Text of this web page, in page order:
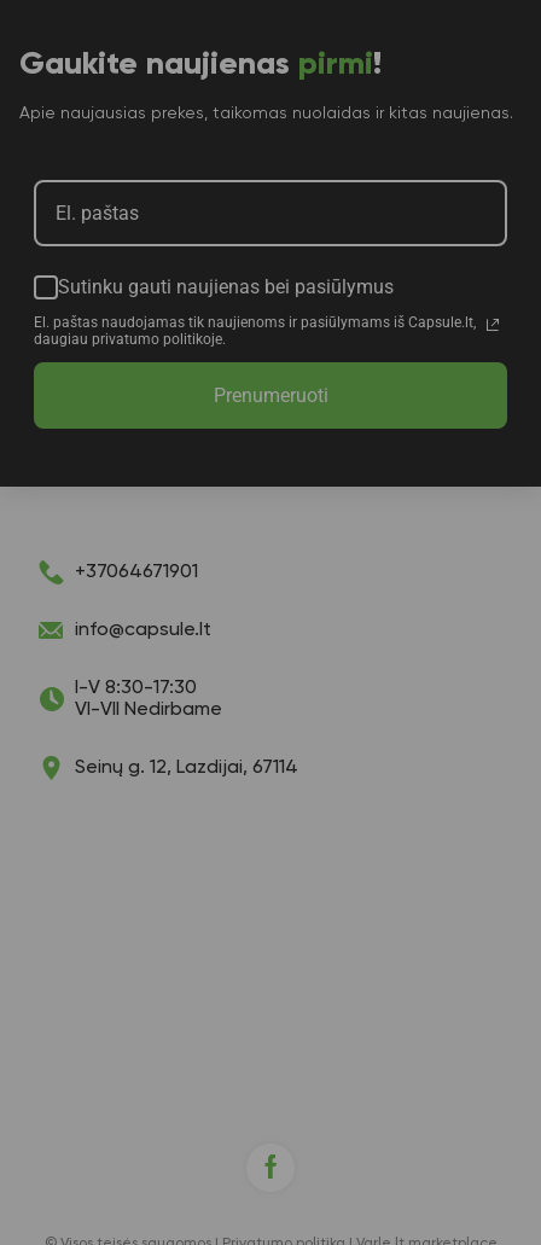
Gaukite naujienas pirmi!
Apie naujausias prekes, taikomas nuolaidas ir kitas naujienas.
Sutinku gauti naujienas bei pasiūlymus
El. paštas naudojamas tik naujienoms ir pasiūlymams iš Capsule.lt,
daugiau privatumo politikoje.
Prenumeruoti
+37064671901
info@capsule.lt
I-V 8:30-17:30
VI-VII Nedirbame
Seinų g. 12, Lazdijai, 67114